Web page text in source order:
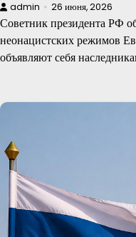
admin 26 июня, 2026
Советник президента РФ
неонацистских режимов
объявляют себя